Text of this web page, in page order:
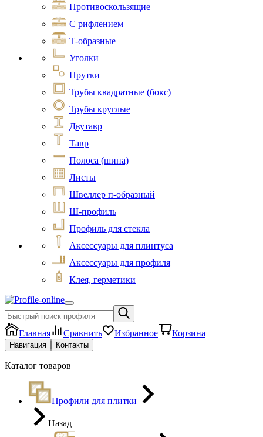
Противоскользящие
С рифлением
Т-образные
Уголки
Прутки
Трубы квадратные (бокс)
Трубы круглые
Двутавр
Тавр
Полоса (шина)
Листы
Швеллер п-образный
Ш-профиль
Профиль для стекла
Аксессуары для плинтуса
Аксессуары для профиля
Клея, герметики
Главная Сравнить Избранное Корзина
Навигация Контакты
Каталог товаров
Профили для плитки
Назад